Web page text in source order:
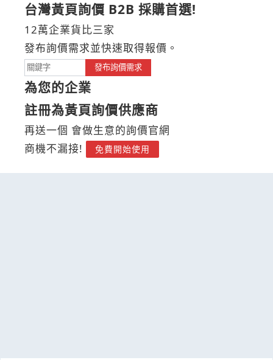
台灣黃頁詢價 B2B 採購首選!
12萬企業貨比三家
發布詢價需求並快速取得報價。
發布詢價需求
為您的企業
註冊為黃頁詢價供應商
再送一個 會做生意的詢價官網
商機不漏接!
免費開始使用